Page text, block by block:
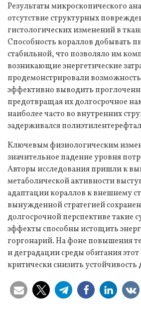
Результаты микроскопического
отсутствие структурных
гистологических изменений в
Способность кораллов добывать
стабильной, что позволяло им
возникающие энергетические
продемонстрировали
эффективно выводить
предотвращая их долгосрочное
наиболее часто во внутренних
задерживался
Ключевым физиологическим
значительное падение уровня
Авторы исследования пришли к
метаболической активности
адаптации кораллов к внешнему
вынужденной стратегией
долгосрочной перспективе такие
эффекты способны истощить
горгонарий. На фоне повышения
и деградации среды обитания
критически снизить устойчивость